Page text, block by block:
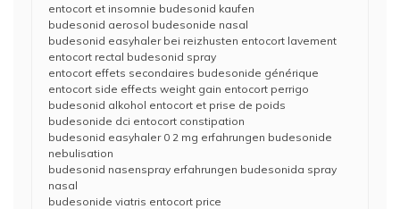
entocort et insomnie budesonid kaufen
budesonid aerosol budesonide nasal
budesonid easyhaler bei reizhusten entocort lavement
entocort rectal budesonid spray
entocort effets secondaires budesonide générique
entocort side effects weight gain entocort perrigo
budesonid alkohol entocort et prise de poids
budesonide dci entocort constipation
budesonid easyhaler 0 2 mg erfahrungen budesonide
nebulisation
budesonid nasenspray erfahrungen budesonida spray
nasal
budesonide viatris entocort price